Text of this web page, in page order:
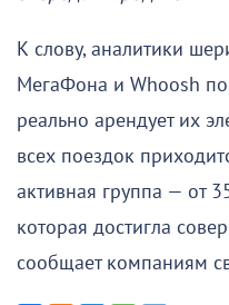
К слову, аналитики
МегаФона и Whoosh
реально арендует их
всех поездок
активная группа — от
которая достигла
сообщает компаниям